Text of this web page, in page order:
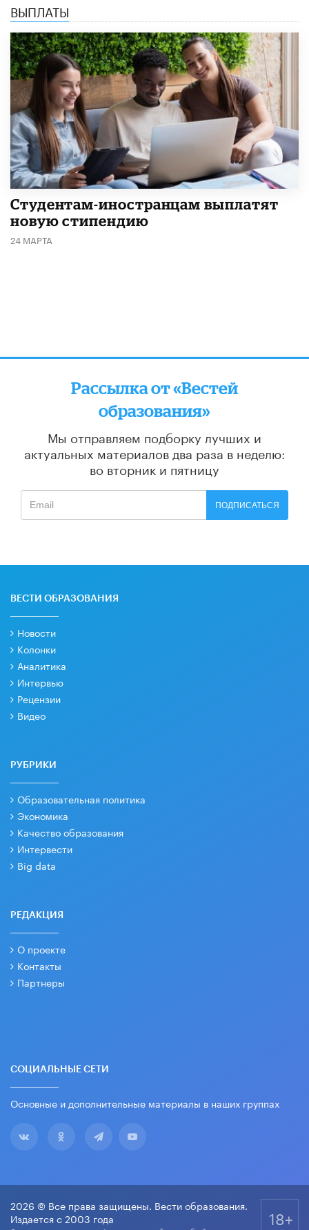
ВЫПЛАТЫ
Студентам-иностранцам выплатят
новую стипендию
24 МАРТА
Рассылка от «Вестей
образования»
Мы отправляем подборку лучших и
актуальных материалов два раза в неделю:
во вторник и пятницу
ПОДПИСАТЬСЯ
ВЕСТИ ОБРАЗОВАНИЯ
Новости
Колонки
Аналитика
Интервью
Рецензии
Видео
РУБРИКИ
Образовательная политика
Экономика
Качество образования
Интервести
Big data
РЕДАКЦИЯ
О проекте
Контакты
Партнеры
СОЦИАЛЬНЫЕ СЕТИ
Основные и дополнительные материалы в наших группах
2026 © Все права защищены. Вести образования.
Издается с 2003 года
18+